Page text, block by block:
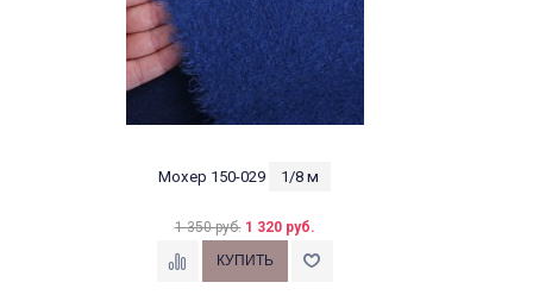
Мохер 150-029 1/8 м
1 350 руб. 1 320 руб.